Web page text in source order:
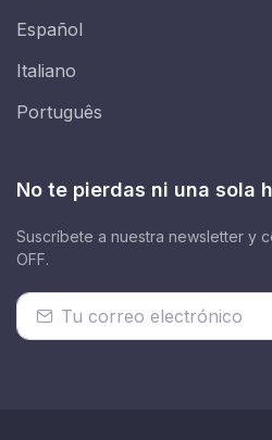
Español
Italiano
Português
No te pierdas ni una sola
Suscríbete a nuestra newsletter y
OFF.